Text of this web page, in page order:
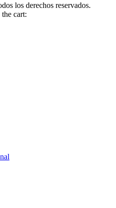
los derechos reservados.
cart: